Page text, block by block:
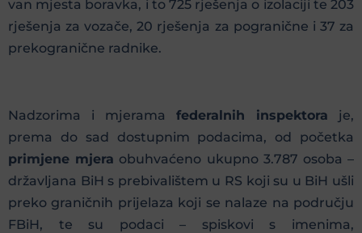
van mjesta boravka, i to 725 rješenja o izolaciji te 203
rješenja za vozače, 20 rješenja za pogranične i 37 za
prekogranične radnike.
Nadzorima i mjerama federalnih inspektora je,
prema do sad dostupnim podacima, od početka
primjene mjera obuhvaćeno ukupno 3.787 osoba –
državljana BiH s prebivalištem u RS koji su u BiH ušli
preko graničnih prijelaza koji se nalaze na području
FBiH, te su podaci – spiskovi s imenima,